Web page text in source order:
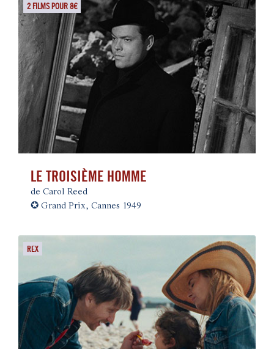
2 FILMS POUR 8€
LE TROISIÈME HOMME
de Carol Reed
✪ Grand Prix, Cannes 1949
REX